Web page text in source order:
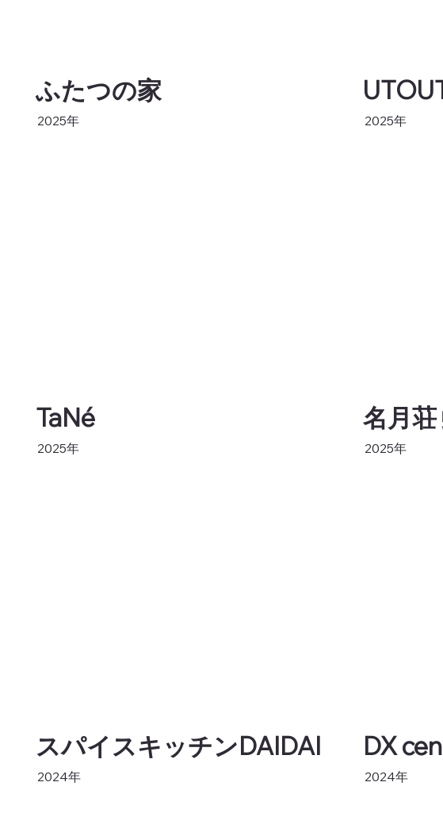
ふたつの家
2025年 2025年
TaNé
2025年
名月荘
2025年
スパイスキッチンDAIDAI
2024年
DX
2024年